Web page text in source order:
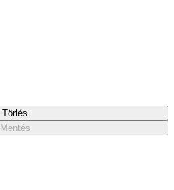
Törlés
Mentés